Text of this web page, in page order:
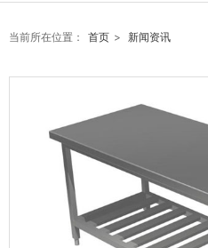
当前所在位置： 首页 > 新闻资讯